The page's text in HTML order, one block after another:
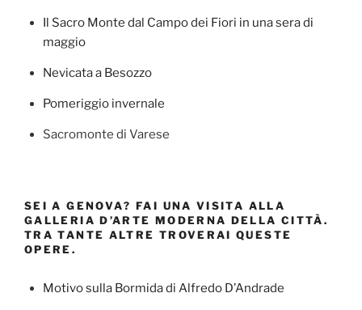
Il Sacro Monte dal Campo dei Fiori in una sera di
maggio
Nevicata a Besozzo
Pomeriggio invernale
Sacromonte di Varese
SEI A GENOVA? FAI UNA VISITA ALLA
GALLERIA D’ARTE MODERNA DELLA CITTÀ.
TRA TANTE ALTRE TROVERAI QUESTE
OPERE.
Motivo sulla Bormida di Alfredo D’Andrade